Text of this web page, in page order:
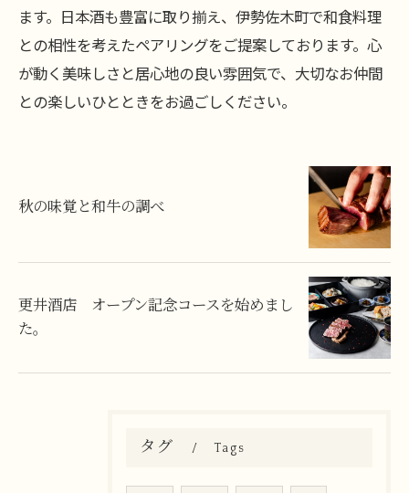
ます。日本酒も豊富に取り揃え、伊勢佐木町で和食料理
との相性を考えたペアリングをご提案しております。心
が動く美味しさと居心地の良い雰囲気で、大切なお仲間
との楽しいひとときをお過ごしください。
秋の味覚と和牛の調べ
更井酒店 オープン記念コースを始めまし
た。
タグ Tags